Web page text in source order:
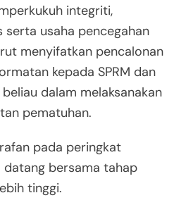
integriti,
usaha pencegahan
menyifatkan pencalonan
kepada SPRM dan
dalam melaksanakan
pematuhan.
pada peringkat
datang bersama tahap
tinggi.